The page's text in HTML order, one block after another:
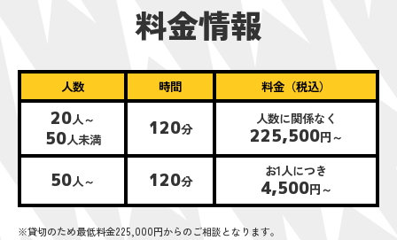
料金情報
人数 時間 料金（税込）
20人～
50人未満 120分
人数に関係なく
225,500円～
50人～ 120分
お1人につき
4,500円～
※貸切のため最低料金225,000円からのご相談となります。